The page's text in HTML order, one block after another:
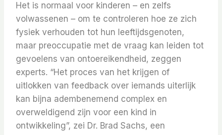
Het is normaal voor kinderen – en zelfs
volwassenen – om te controleren hoe ze zich
fysiek verhouden tot hun leeftijdsgenoten,
maar preoccupatie met de vraag kan leiden tot
gevoelens van ontoereikendheid, zeggen
experts. “Het proces van het krijgen of
uitlokken van feedback over iemands uiterlijk
kan bijna adembenemend complex en
overweldigend zijn voor een kind in
ontwikkeling”, zei Dr. Brad Sachs, een